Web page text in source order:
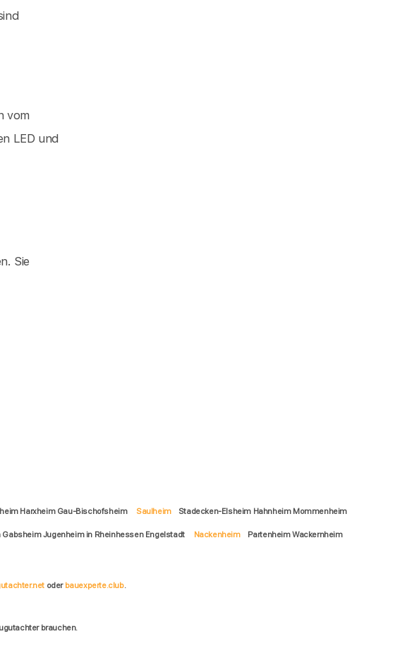
vom
LED und
Sie
Harxheim Gau-Bischofsheim Saulheim Stadecken-Elsheim Hahnheim Mommenheim
Jugenheim in Rheinhessen Engelstadt Nackenheim Partenheim Wackernheim
oder bauexperte.club.
brauchen.